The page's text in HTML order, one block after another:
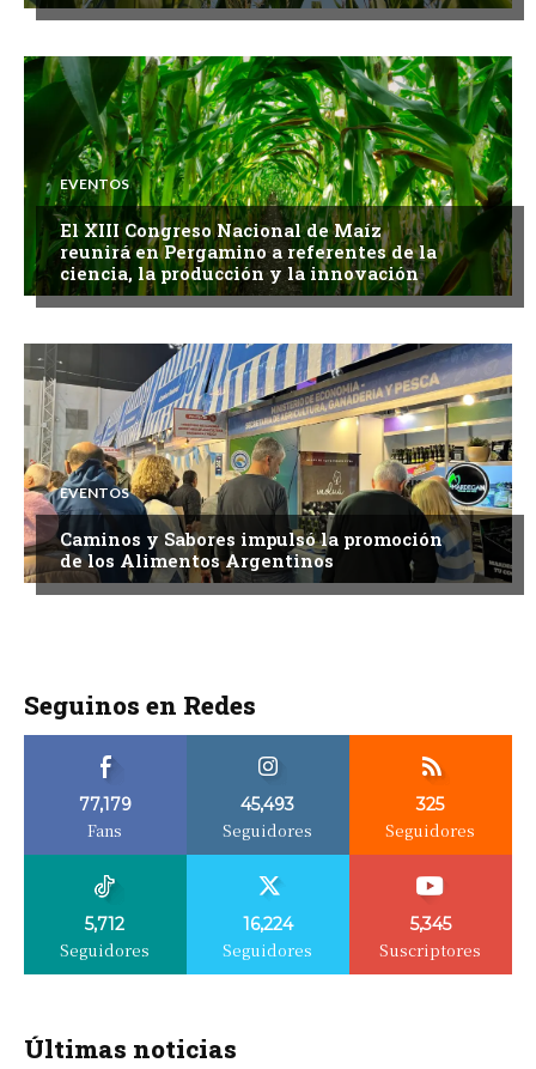
EVENTOS
El XIII Congreso Nacional de Maíz
reunirá en Pergamino a referentes de la
ciencia, la producción y la innovación
EVENTOS
Caminos y Sabores impulsó la promoción
de los Alimentos Argentinos
Seguinos en Redes
77,179
Fans
45,493
Seguidores
325
Seguidores
5,712
Seguidores
16,224
Seguidores
5,345
Suscriptores
Últimas noticias